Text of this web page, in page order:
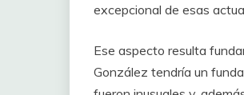
excepcional de esas
Ese aspecto resulta
González tendría un